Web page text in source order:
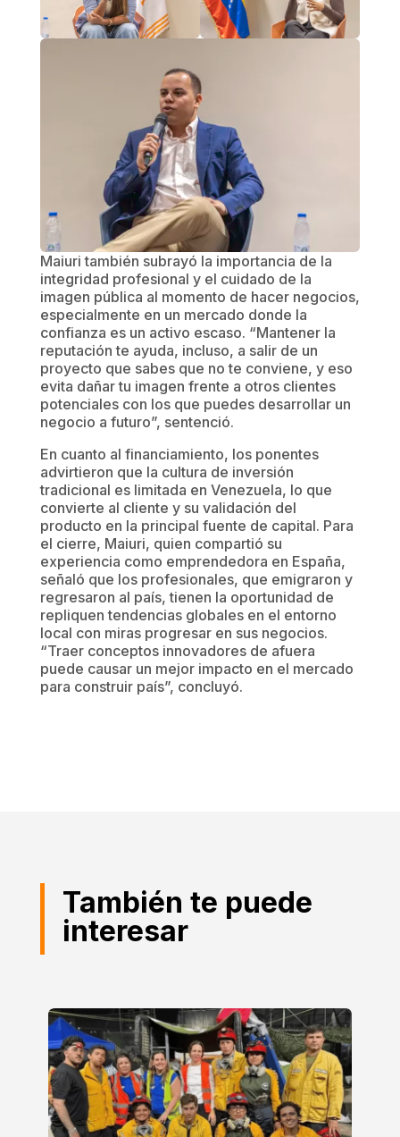
Maiuri también subrayó la importancia de la
integridad profesional y el cuidado de la
imagen pública al momento de hacer negocios,
especialmente en un mercado donde la
confianza es un activo escaso. “Mantener la
reputación te ayuda, incluso, a salir de un
proyecto que sabes que no te conviene, y eso
evita dañar tu imagen frente a otros clientes
potenciales con los que puedes desarrollar un
negocio a futuro”, sentenció.
En cuanto al financiamiento, los ponentes
advirtieron que la cultura de inversión
tradicional es limitada en Venezuela, lo que
convierte al cliente y su validación del
producto en la principal fuente de capital. Para
el cierre, Maiuri, quien compartió su
experiencia como emprendedora en España,
señaló que los profesionales, que emigraron y
regresaron al país, tienen la oportunidad de
repliquen tendencias globales en el entorno
local con miras progresar en sus negocios.
“Traer conceptos innovadores de afuera
puede causar un mejor impacto en el mercado
para construir país”, concluyó.
También te puede
interesar